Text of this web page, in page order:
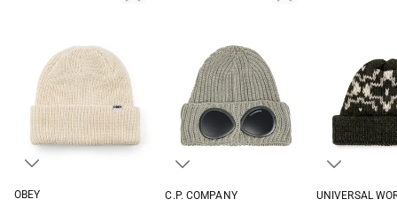
OBEY
C.P. COMPANY
UNIVERSAL